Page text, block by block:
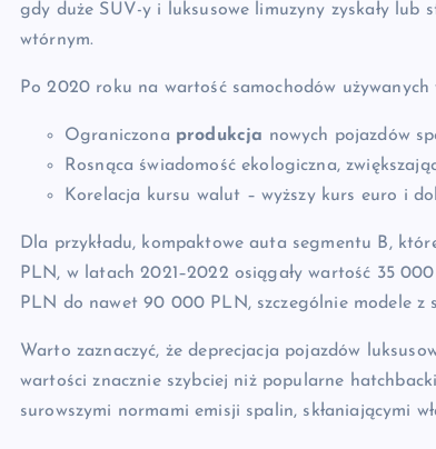
gdy duże SUV-y i luksusowe limuzyny zyskały
wtórnym.
Po 2020 roku na wartość samochodów używanych
Ograniczona produkcja nowych pojazdów
Rosnąca świadomość ekologiczna,
Korelacja kursu walut – wyższy kurs euro i
Dla przykładu, kompaktowe auta segmentu B,
PLN, w latach 2021–2022 osiągały wartość 35
PLN do nawet 90 000 PLN, szczególnie modele z
Warto zaznaczyć, że deprecjacja pojazdów
wartości znacznie szybciej niż popularne
surowszymi normami emisji spalin, skłaniającymi